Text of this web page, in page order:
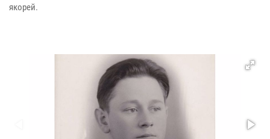
якорей.